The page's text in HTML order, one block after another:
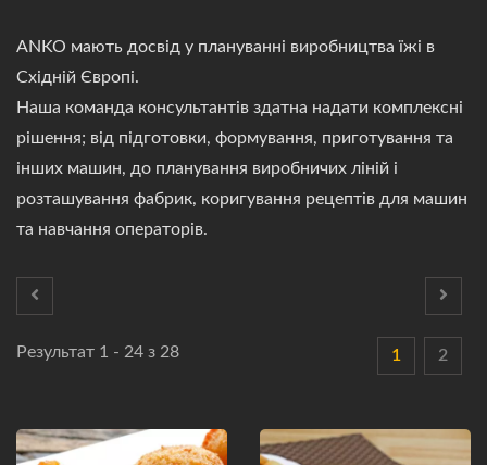
ANKO мають досвід у плануванні виробництва їжі в
Східній Європі.
Наша команда консультантів здатна надати комплексні
рішення; від підготовки, формування, приготування та
інших машин, до планування виробничих ліній і
розташування фабрик, коригування рецептів для машин
та навчання операторів.
Результат 1 - 24 з 28 1 2